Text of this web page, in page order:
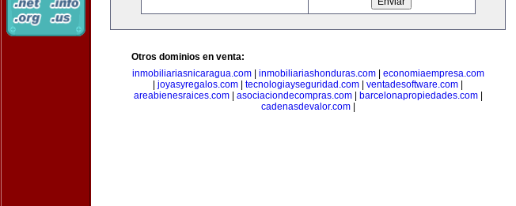
Otros dominios en venta:
inmobiliariasnicaragua.com| inmobiliariashonduras.com| economiaempresa.com
joyasyregalos.com tecnologiayseguridad.com ventadesoftware.com
areabienesraices.com| asociaciondecompras.com| barcelonapropiedades.com|
cadenasdevalor.com|